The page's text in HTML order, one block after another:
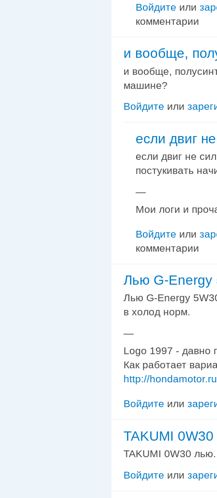
Войдите или
комментарии
и вообще,
и вообще,
машине?
Войдите или
если двиг
если двиг не
постукивать
—
Мои логи и
Войдите или
комментарии
Лью G-Energy
Лью G-Energy
в холод норм.
—
Logo 1997 - давно
Как работает
http://
Войдите или
TAKUMI
TAKUMI 0W30
Войдите или